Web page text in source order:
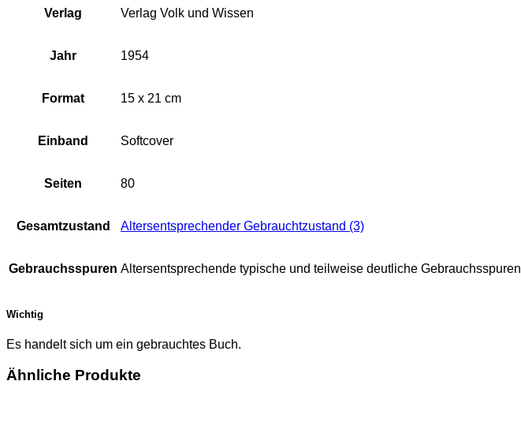
Verlag Verlag Volk und Wissen
Jahr 1954
Format 15 x 21 cm
Einband Softcover
Seiten 80
Gesamtzustand Altersentsprechender Gebrauchtzustand (3)
Gebrauchsspuren Altersentsprechende typische und teilweise deutliche Gebrauchsspuren
Wichtig
Es handelt sich um ein gebrauchtes Buch.
Ähnliche Produkte